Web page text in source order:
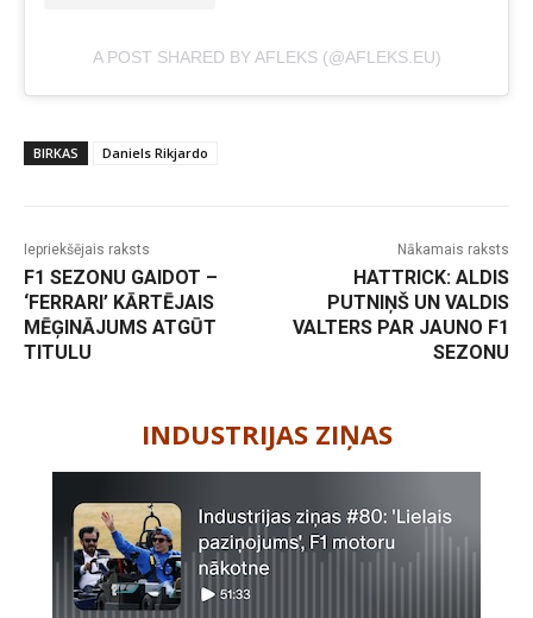
A POST SHARED BY AFLEKS (@AFLEKS.EU)
BIRKAS Daniels Rikjardo
Iepriekšējais raksts
F1 SEZONU GAIDOT –
‘FERRARI’ KĀRTĒJAIS
MĒĢINĀJUMS ATGŪT
TITULU
Nākamais raksts
HATTRICK: ALDIS
PUTNIŅŠ UN VALDIS
VALTERS PAR JAUNO F1
SEZONU
INDUSTRIJAS ZIŅAS